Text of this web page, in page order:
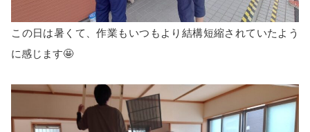
この日は暑くて、作業もいつもより結構短縮されていたよう
に感じます🤩